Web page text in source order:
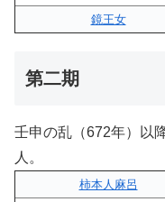
鏡王女
第二期
壬申の乱（672年）以
人。
柿本人麻呂